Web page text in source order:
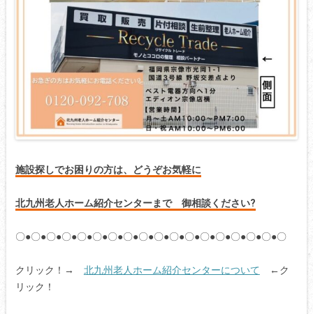
施設探しでお困りの方は、どうぞお気軽に
北九州老人ホーム紹介センターまで 御相談ください?
〇●〇●〇●〇●〇●〇●〇●〇●〇●〇●〇●〇●〇●〇●〇●〇●〇●〇
クリック！→ 北九州老人ホーム紹介センターについて ←ク
リック！